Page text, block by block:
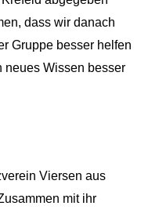
dass wir danach
Gruppe besser helfen
neues Wissen besser
Viersen aus
mit ihr